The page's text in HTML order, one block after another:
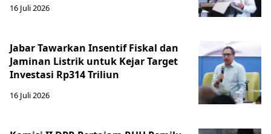
16 Juli 2026
Jabar Tawarkan Insentif Fiskal dan
Jaminan Listrik untuk Kejar Target
Investasi Rp314 Triliun
16 Juli 2026